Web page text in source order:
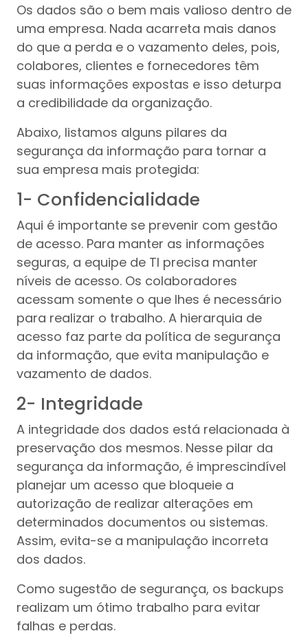
Os dados são o bem mais valioso dentro de
uma empresa. Nada acarreta mais danos
do que a perda e o vazamento deles, pois,
colabores, clientes e fornecedores têm
suas informações expostas e isso deturpa
a credibilidade da organização.
Abaixo, listamos alguns pilares da
segurança da informação para tornar a
sua empresa mais protegida:
1- Confidencialidade
Aqui é importante se prevenir com gestão
de acesso. Para manter as informações
seguras, a equipe de TI precisa manter
níveis de acesso. Os colaboradores
acessam somente o que lhes é necessário
para realizar o trabalho. A hierarquia de
acesso faz parte da política de segurança
da informação, que evita manipulação e
vazamento de dados.
2- Integridade
A integridade dos dados está relacionada à
preservação dos mesmos. Nesse pilar da
segurança da informação, é imprescindível
planejar um acesso que bloqueie a
autorização de realizar alterações em
determinados documentos ou sistemas.
Assim, evita-se a manipulação incorreta
dos dados.
Como sugestão de segurança, os backups
realizam um ótimo trabalho para evitar
falhas e perdas.